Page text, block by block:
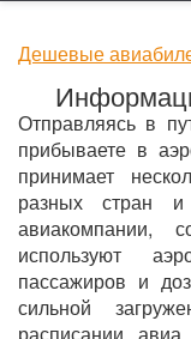
Дешевые
Отправляясь в
прибываете в
принимает
разных стран
авиакомпании,
используют
пассажиров и
сильной
расписании